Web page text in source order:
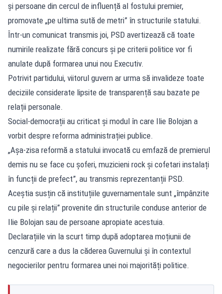
și persoane din cercul de influență al fostului premier,
promovate „pe ultima sută de metri” în structurile statului.
Într-un comunicat transmis joi, PSD avertizează că toate
numirile realizate fără concurs și pe criterii politice vor fi
anulate după formarea unui nou Executiv.
Potrivit partidului, viitorul guvern ar urma să invalideze toate
deciziile considerate lipsite de transparență sau bazate pe
relații personale.
Social-democrații au criticat și modul în care Ilie Bolojan a
vorbit despre reforma administrației publice.
„Așa-zisa reformă a statului invocată cu emfază de premierul
demis nu se face cu șoferi, muzicieni rock și cofetari instalați
în funcții de prefect”, au transmis reprezentanții PSD.
Aceștia susțin că instituțiile guvernamentale sunt „împânzite
cu pile și relații” provenite din structurile conduse anterior de
Ilie Bolojan sau de persoane apropiate acestuia.
Declarațiile vin la scurt timp după adoptarea moțiunii de
cenzură care a dus la căderea Guvernului și în contextul
negocierilor pentru formarea unei noi majorități politice.